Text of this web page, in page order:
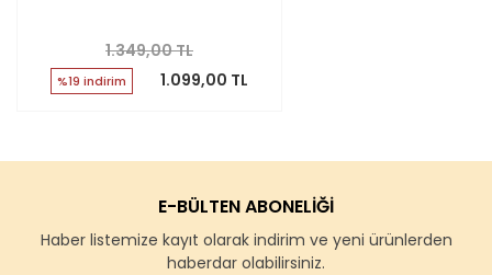
1.349,00 TL
%19 indirim 1.099,00 TL
E-BÜLTEN ABONELİĞİ
Haber listemize kayıt olarak indirim ve yeni ürünlerden
haberdar olabilirsiniz.